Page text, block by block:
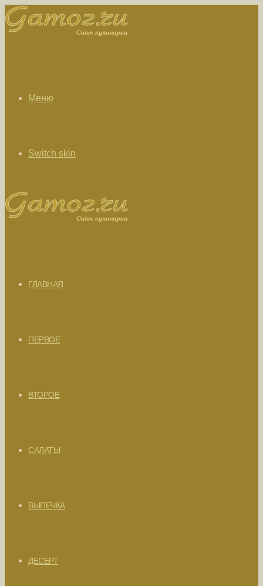
Меню
Switch skin
ГЛАВНАЯ
ПЕРВОЕ
ВТОРОЕ
САЛАТЫ
ВЫПЕЧКА
ДЕСЕРТ